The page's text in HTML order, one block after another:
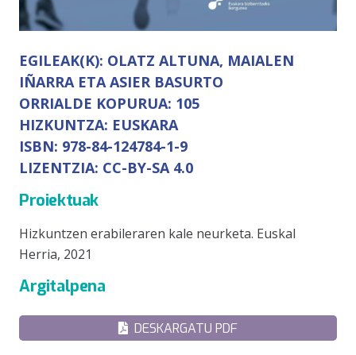
EGILEAK(K): OLATZ ALTUNA, MAIALEN
IÑARRA ETA ASIER BASURTO
ORRIALDE KOPURUA: 105
HIZKUNTZA: EUSKARA
ISBN: 978-84-124784-1-9
LIZENTZIA: CC-BY-SA 4.0
Proiektuak
Hizkuntzen erabileraren kale neurketa. Euskal
Herria, 2021
Argitalpena
DESKARGATU PDF